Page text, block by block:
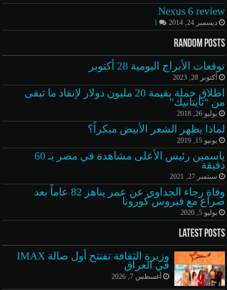
Nexus 6 review
ديسمبر 24, 2014 1
Random Posts
توقعات الأبراج اليومية 28 أكتوبر
أكتوبر 28, 2023
اطلاق حملة بقيمة 20 مليون دولار لإنقاذ ما تبقى
من “تايتانيك”
يوليو 26, 2018
لماذا يظهر الشعر الأبيض مبكراً؟
يونيو 15, 2019
ياسمين رئيس الأعلى مشاهدة في مصر بـ 60
دقيقة
سبتمبر 27, 2021
وفاة رجاء الجداوي عن عمر يناهز 82 عاماً بعد
صراع مع فيروس كورونا
يوليو 5, 2020
Latest Posts
وزيرة الثقافة تفتتح أول صالة IMAX
في العراق
أغسطس 7, 2026